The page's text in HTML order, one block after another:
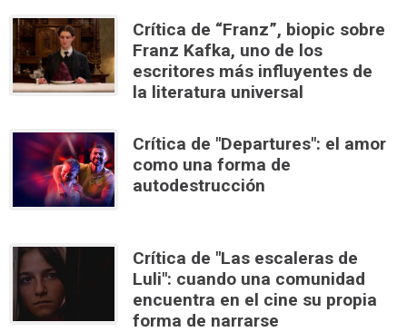
Crítica de “Franz”, biopic sobre
Franz Kafka, uno de los
escritores más influyentes de
la literatura universal
Crítica de "Departures": el amor
como una forma de
autodestrucción
Crítica de "Las escaleras de
Luli": cuando una comunidad
encuentra en el cine su propia
forma de narrarse